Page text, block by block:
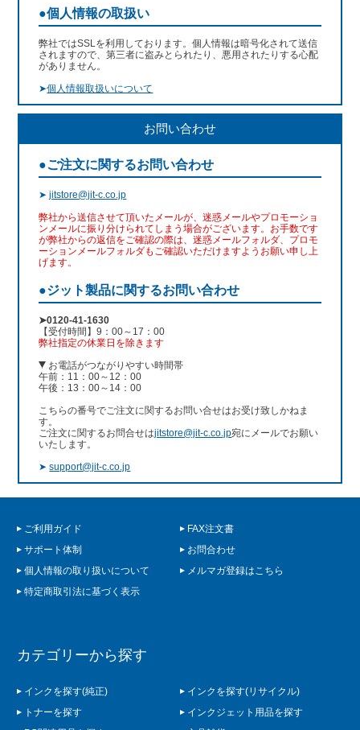
●個人情報の取扱い
弊社ではSSLを利用しております。個人情報は暗号化されて送信
されますので、第三者に盗みとられたり、悪用されたりする心配
がありません。
➤個人情報取扱いについて
お問い合わせ
●ご注文に関するお問い合わせ
➤jitstore@jit-c.co.jp
弊社から送信させて頂いたメールが、迷惑メールやプロモーショ
ンメールに振り分けられてしまう場合がございます。お手数です
が弊社からの返信をご確認の際は、迷惑メールフォルダ、プロモ
ーションメールフォルダもご確認いただけますようお願い申し上
げます。
●ジット製品に関するお問い合わせ
➤0120-41-1630
【受付時間】9：00～17：00
弊社指定の休業日を除きます
お電話がつながりやすい時間帯
午前：11：00～12：00
午後：13：00～14：00
こちらの番号でご注文に関するお問い合せはお受け致しかねま
す。
ご注文に関するお問合せはjitstore@jit-c.co.jp宛にメールでお願い
いたします。
➤support@jit-c.co.jp
ご利用ガイド
FAX注文書
サポート体制
お問合わせ
個人情報の取り扱いについて
メルマガ登録はこちら
特定商取引法に基づく表示
カテゴリーから探す
インクを探す(純正)
インクを探す(リサイクル)
トナーを探す
インクジェット用品を探す